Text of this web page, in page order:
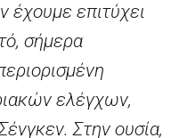
έχουμε επιτύχει
σήμερα
ελέγχων,
Στην ουσία,